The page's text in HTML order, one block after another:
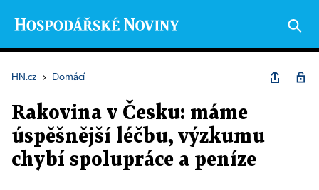
HN.cz › Domácí
Rakovina v Česku: máme
úspěšnější léčbu, výzkumu
chybí spolupráce a peníze